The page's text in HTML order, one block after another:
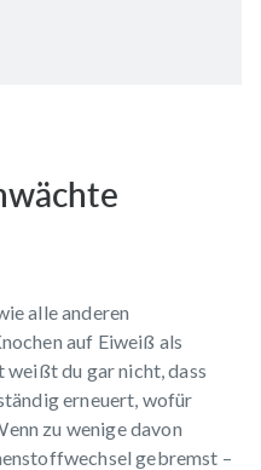
alle anderen
auf Eiweiß als
du gar nicht, dass
erneuert, wofür
zu wenige davon
gebremst –